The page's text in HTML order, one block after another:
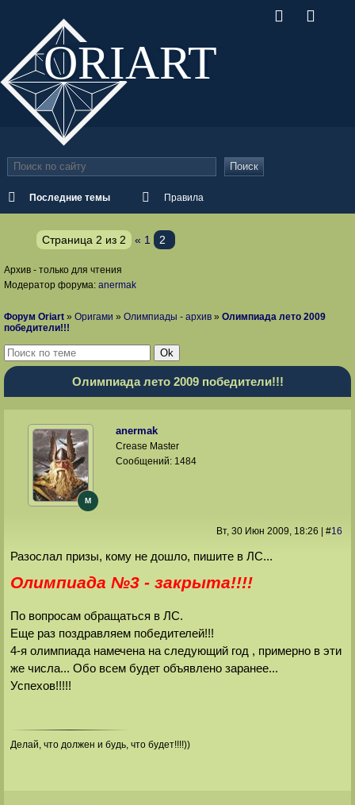
ORIART
Последние темы Правила
Поиск
Страница 2 из 2 « 1 2
Архив - только для чтения
Модератор форума: anermak
Форум Oriart » Оригами » Олимпиады - архив » Олимпиада лето 2009
победители!!!
Олимпиада лето 2009 победители!!!
anermak
M
Crease Master
Сообщений: 1484
Вт, 30 Июн 2009, 18:26 #16
Разослал призы, кому не дошло, пишите в ЛС...
Олимпиада №3 - закрыта!!!!
По вопросам обращаться в ЛС.
Еще раз поздравляем победителей!!!
4-я олимпиада намечена на следующий год , примерно в эти
же числа... Обо всем будет объявлено заранее...
Успехов!!!!!
Делай, что должен и будь, что будет!!!!))